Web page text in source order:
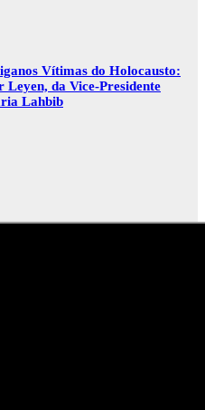
Vítimas do Holocausto:
Leyen, da Vice-Presidente
Lahbib